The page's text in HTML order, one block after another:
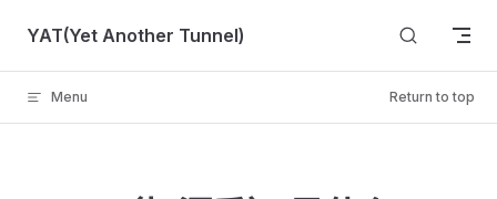
Skip to content
YAT(Yet Another Tunnel)
Menu Return to top